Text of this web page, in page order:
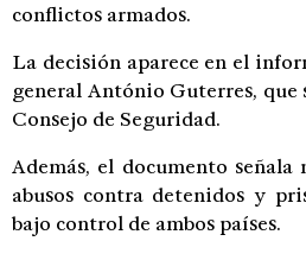
conflictos armados.
La decisión aparece en el
general António Guterres, que
Consejo de Seguridad.
Además, el documento
abusos contra detenidos y
bajo control de ambos países.